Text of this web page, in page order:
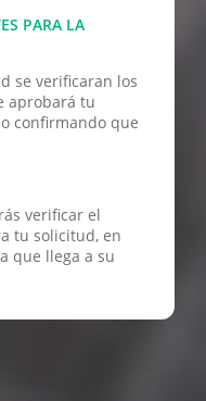
PARA LA
se verificaran los
aprobará tu
confirmando que
verificar el
tu solicitud, en
que llega a su